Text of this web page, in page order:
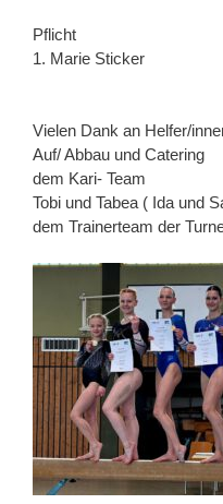
Pflicht
1. Marie Sticker
Vielen Dank an Helfer/
Auf/ Abbau und Catering
dem Kari- Team
Tobi und Tabea ( Ida und
dem Trainerteam der